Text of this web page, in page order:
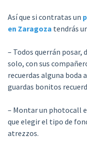
Así que si contratas un
en Zaragoza tendrás
– Todos querrán posar,
solo, con sus
recuerdas alguna boda
guardas bonitos
– Montar un photocall
que elegir el tipo de
atrezzos.